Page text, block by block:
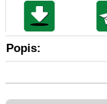
Popis: